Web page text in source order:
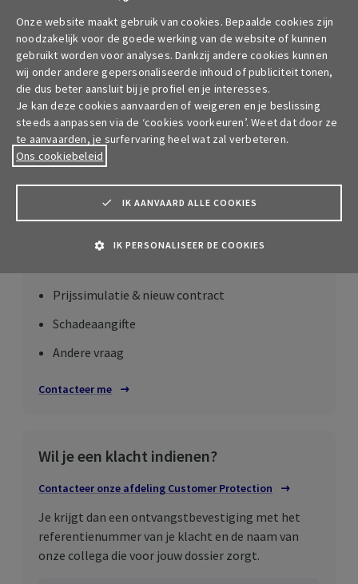
Heb je een vraag?
We staan voor je klaar! Gebruik de onderstaande
links om contact met ons op te nemen.
We beantwoorden je vraag zo snel mogelijk.
Stel hier je vraag
We helpen je graag, wat ook het onderwerp van je
Prijssimulatie & nieuw contract
Schadeaangifte
Andere vraag
Contacteer me
Wil je een klacht indienen?
Contacteer onze afdeling Customer Protection
Je krijgt dan een ontvangstbevestiging met het
referentienummer van je klacht en de naam van
onze collega die voor jouw dossier zorgt.
Onze website maakt gebruik van cookies. Bepaalde cookies zijn
noodzakelijk voor de goede werking van de website of kunnen
gebruikt worden voor analyses. Dankzij andere cookies kunnen
wij onder andere gepersonaliseerde inhoud of publiciteit tonen,
die dus beter aansluit bij je profiel en je interesses.
Je kan deze cookies aanvaarden of weigeren en je beslissing
steeds aanpassen via de ‘cookies voorkeuren’. Weet dat door ze
te aanvaarden, je surfervaring heel wat zal verbeteren.
Ons cookiebeleid
IK AANVAARD ALLE COOKIES
IK PERSONALISEER DE COOKIES